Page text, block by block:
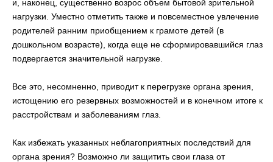
и, наконец, существенно возрос объем бытовой зрительной
нагрузки. Уместно отметить также и повсеместное увлечение
родителей ранним приобщением к грамоте детей (в
дошкольном возрасте), когда еще не сформировавшийся глаз
подвергается значительной нагрузке.
Все это, несомненно, приводит к перегрузке органа зрения,
истощению его резервных возможностей и в конечном итоге к
расстройствам и заболеваниям глаз.
Как избежать указанных неблагоприятных последствий для
органа зрения? Возможно ли защитить свои глаза от